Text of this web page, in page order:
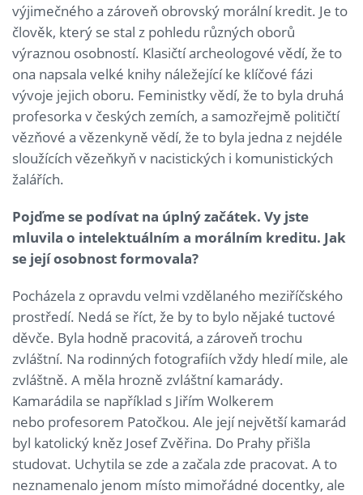
výjimečného a zároveň obrovský morální kredit. Je to
člověk, který se stal z pohledu různých oborů
výraznou osobností. Klasičtí archeologové vědí, že to
ona napsala velké knihy náležející ke klíčové fázi
vývoje jejich oboru. Feministky vědí, že to byla druhá
profesorka v českých zemích, a samozřejmě političtí
vězňové a vězenkyně vědí, že to byla jedna z nejdéle
sloužících vězeňkyň v nacistických i komunistických
žalářích.
Pojďme se podívat na úplný začátek. Vy jste
mluvila o intelektuálním a morálním kreditu. Jak
se její osobnost formovala?
Pocházela z opravdu velmi vzdělaného meziříčského
prostředí. Nedá se říct, že by to bylo nějaké tuctové
děvče. Byla hodně pracovitá, a zároveň trochu
zvláštní. Na rodinných fotografiích vždy hledí mile, ale
zvláštně. A měla hrozně zvláštní kamarády.
Kamarádila se například s Jiřím Wolkerem
nebo profesorem Patočkou. Ale její největší kamarád
byl katolický kněz Josef Zvěřina. Do Prahy přišla
studovat. Uchytila se zde a začala zde pracovat. A to
neznamenalo jenom místo mimořádné docentky, ale